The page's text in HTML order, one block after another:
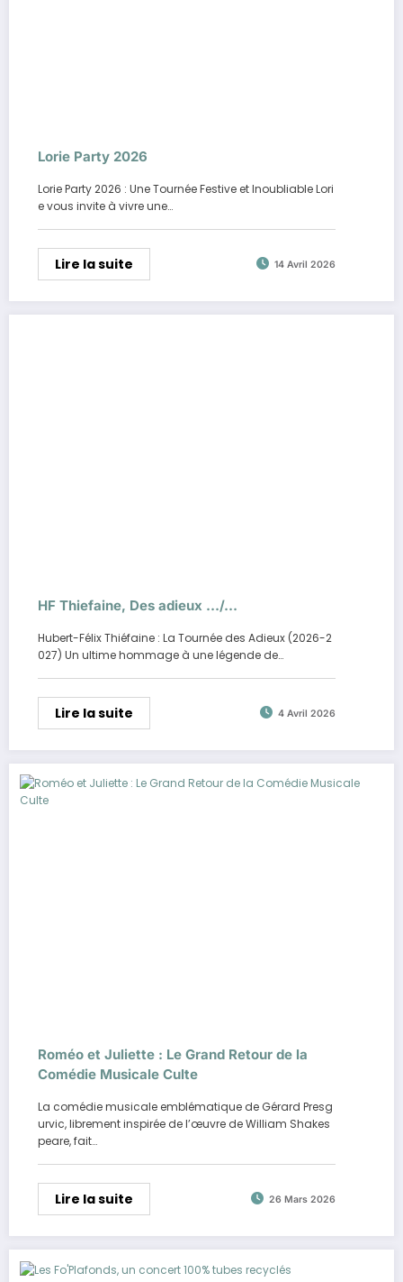
Lorie Party 2026
Lorie Party 2026 : Une Tournée Festive et Inoubliable Lori
e vous invite à vivre une…
Lire la suite 14 Avril 2026
HF Thiefaine, Des adieux …/…
Hubert-Félix Thiéfaine : La Tournée des Adieux (2026-2
027) Un ultime hommage à une légende de…
Lire la suite 4 Avril 2026
Roméo et Juliette : Le Grand Retour de la
Comédie Musicale Culte
La comédie musicale emblématique de Gérard Presg
urvic, librement inspirée de l’œuvre de William Shakes
peare, fait…
Lire la suite 26 Mars 2026